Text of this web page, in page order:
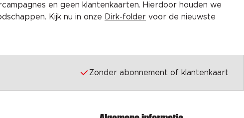
en geen klantenkaarten. Hierdoor houden we
Kijk nu in onze Dirk-folder voor de nieuwste
Zonder abonnement of klantenkaart